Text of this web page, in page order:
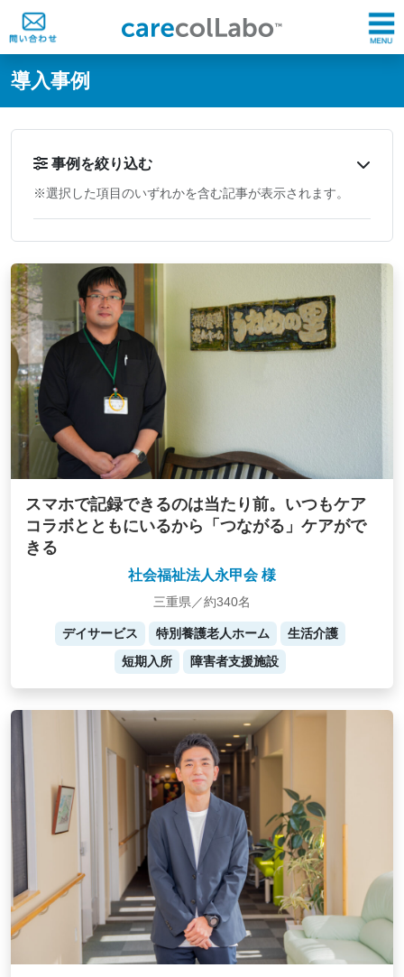
@ -0,0 +1,60 @@
導入事例
事例を絞り込む
※選択した項目のいずれかを含む記事が表示されます。
スマホで記録できるのは当たり前。いつもケア
コラボとともにいるから「つながる」ケアがで
きる
社会福祉法人永甲会 様
三重県／約340名
デイサービス 特別養護老人ホーム
生活介護
短期入所
障害者支援施設